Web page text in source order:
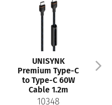
UNISYNK
Premium Type C
to Lightning Cable